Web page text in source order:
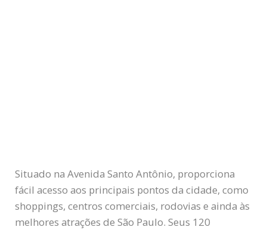
Situado na Avenida Santo Antônio, proporciona
fácil acesso aos principais pontos da cidade, como
shoppings, centros comerciais, rodovias e ainda às
melhores atrações de São Paulo. Seus 120